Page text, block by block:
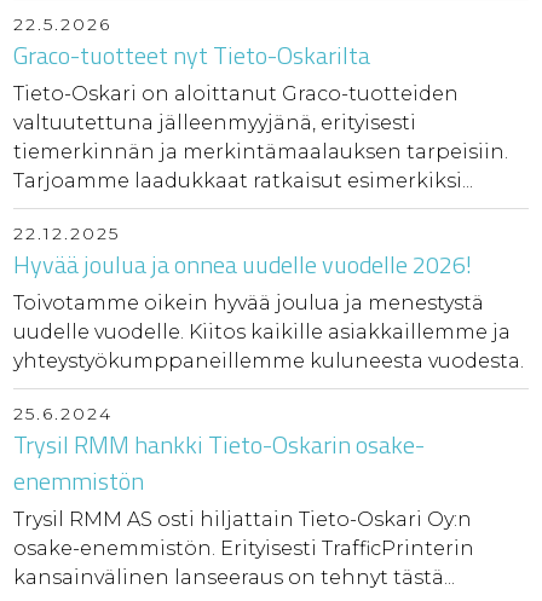
22.5.2026
Graco-tuotteet nyt Tieto-Oskarilta
Tieto-Oskari on aloittanut Graco-tuotteiden
valtuutettuna jälleenmyyjänä, erityisesti
tiemerkinnän ja merkintämaalauksen tarpeisiin.
Tarjoamme laadukkaat ratkaisut esimerkiksi...
22.12.2025
Hyvää joulua ja onnea uudelle vuodelle 2026!
Toivotamme oikein hyvää joulua ja menestystä
uudelle vuodelle. Kiitos kaikille asiakkaillemme ja
yhteystyökumppaneillemme kuluneesta vuodesta.
25.6.2024
Trysil RMM hankki Tieto-Oskarin osake-
enemmistön
Trysil RMM AS osti hiljattain Tieto-Oskari Oy:n
osake-enemmistön. Erityisesti TrafficPrinterin
kansainvälinen lanseeraus on tehnyt tästä...